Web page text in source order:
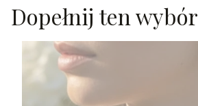
Dopełnij ten wybór